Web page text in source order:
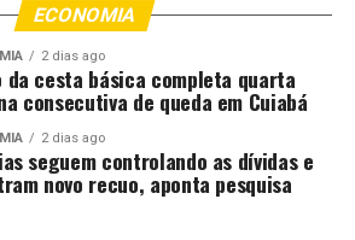
ECONOMIA
2 dias ago
da cesta básica completa quarta
consecutiva de queda em Cuiabá
2 dias ago
seguem controlando as dívidas e
novo recuo, aponta pesquisa